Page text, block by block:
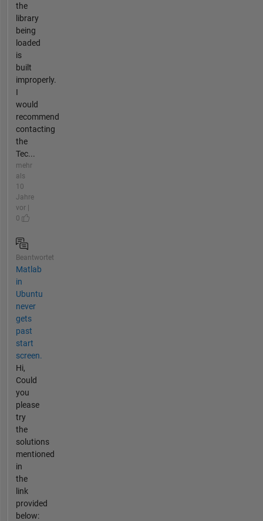
the
library
being
loaded
is
built
improperly.
I
would
recommend
contacting
the
Tec...
mehr
als
10
Jahre
vor |
0
Beantwortet
Matlab
in
Ubuntu
never
gets
past
start
screen.
Hi,
Could
you
please
try
the
solutions
mentioned
in
the
link
provided
below: